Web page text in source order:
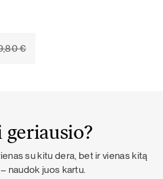
€
geriausio?
su kitu dera, bet ir vienas kitą
naudok juos kartu.